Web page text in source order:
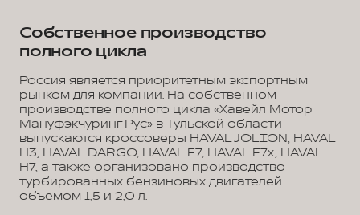
Собственное производство
полного цикла
Россия является приоритетным экспортным
рынком для компании. На собственном
производстве полного цикла «Хавейл Мотор
Мануфэкчуринг Рус» в Тульской области
выпускаются кроссоверы HAVAL JOLION, HAVAL
H3, HAVAL DARGO, HAVAL F7, HAVAL F7x, HAVAL
H7, а также организовано производство
турбированных бензиновых двигателей
объемом 1,5 и 2,0 л.